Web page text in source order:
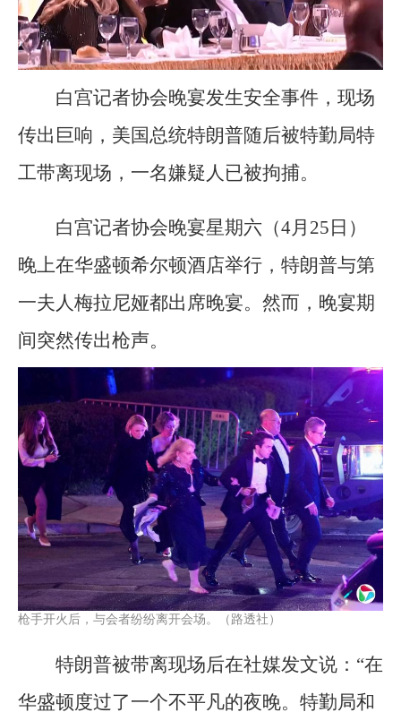
白宫记者协会晚宴发生安全事件，现场
传出巨响，美国总统特朗普随后被特勤局特
工带离现场，一名嫌疑人已被拘捕。
白宫记者协会晚宴星期六（4月25日）
晚上在华盛顿希尔顿酒店举行，特朗普与第
一夫人梅拉尼娅都出席晚宴。然而，晚宴期
间突然传出枪声。
枪手开火后，与会者纷纷离开会场。（路透社）
特朗普被带离现场后在社媒发文说：“在
华盛顿度过了一个不平凡的夜晚。特勤局和